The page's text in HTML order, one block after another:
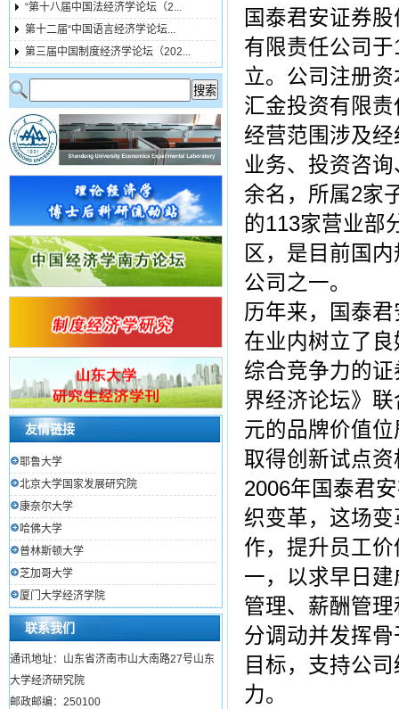
“第十八届中国法经济学论坛（2...
第十二届“中国语言经济学论坛...
第三届中国制度经济学论坛（202...
友情链接
耶鲁大学
北京大学国家发展研究院
康奈尔大学
哈佛大学
普林斯顿大学
芝加哥大学
厦门大学经济学院
联系我们
通讯地址：山东省济南市山大南路27号山东
大学经济研究院
邮政邮编：250100
国泰君安证券
有限责任公司
立。公司注册
汇金投资有限
经营范围涉及
业务、投资咨
余名，所属2家
的113家营业部
区，是目前国
公司之一。
历年来，国泰
在业内树立了
综合竞争力的
界经济论坛》
元的品牌价值
取得创新试点资
2006年国泰君
织变革，这场
作，提升员工
一，以求早日
管理、薪酬管
分调动并发挥
目标，支持公
力。